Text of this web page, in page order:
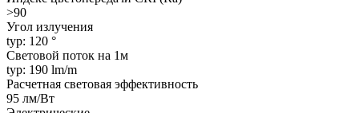
>90
Угол излучения
typ: 120 °
Световой поток на 1м
typ: 190 lm/m
Расчетная световая эффективность
95 лм/Вт